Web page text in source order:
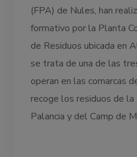
(FPA) de Nules, han
formativo por la Planta
de Residuos ubicada en
se trata de una de las
operan en las comarcas
recoge los residuos de
Palancia y del Camp de